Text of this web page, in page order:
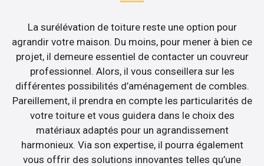
La surélévation de toiture reste une option pour
agrandir votre maison. Du moins, pour mener à bien ce
projet, il demeure essentiel de contacter un couvreur
professionnel. Alors, il vous conseillera sur les
différentes possibilités d’aménagement de combles.
Pareillement, il prendra en compte les particularités de
votre toiture et vous guidera dans le choix des
matériaux adaptés pour un agrandissement
harmonieux. Via son expertise, il pourra également
vous offrir des solutions innovantes telles qu’une